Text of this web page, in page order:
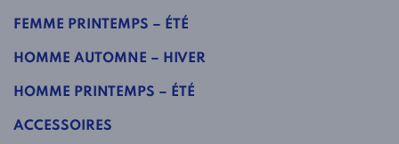
FEMME PRINTEMPS – ÉTÉ
HOMME AUTOMNE – HIVER
HOMME PRINTEMPS – ÉTÉ
ACCESSOIRES